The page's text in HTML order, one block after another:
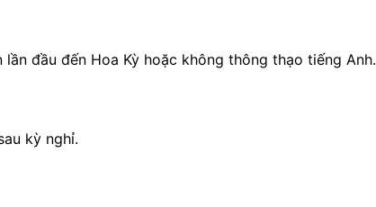
đầu đến Hoa Kỳ hoặc không thông thạo tiếng Anh.
kỳ nghỉ.